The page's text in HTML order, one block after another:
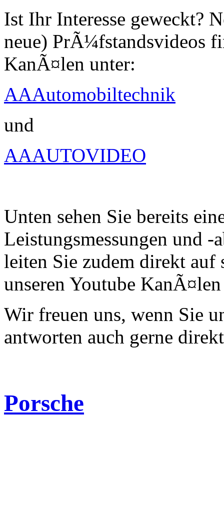
Ist Ihr Interesse geweckt?
neue) PrÃ¼fstandsvideos
KanÃ¤len unter:
AAAutomobiltechnik
und
AAAUTOVIDEO
Unten sehen Sie bereits
Leistungsmessungen und -
leiten Sie zudem direkt auf
unseren Youtube
Wir freuen uns, wenn Sie
antworten auch gerne
Porsche